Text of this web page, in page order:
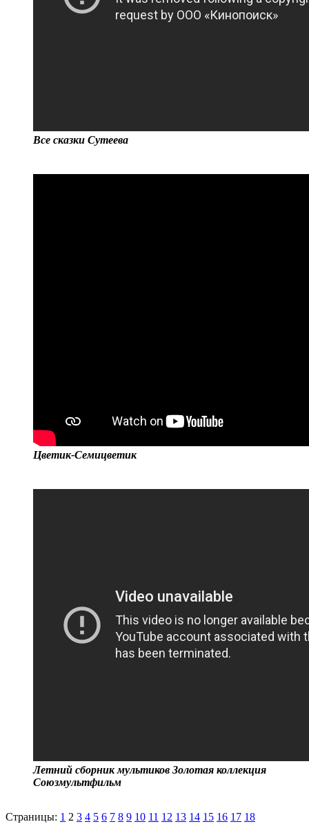
Все сказки Сутеева
Цветик-Семицветик
Летний сборник мультиков Золотая коллекция
Союзмультфильм
Страницы: 1 2 3 4 5 6 7 8 9 10 11 12 13 14 15 16 17 18